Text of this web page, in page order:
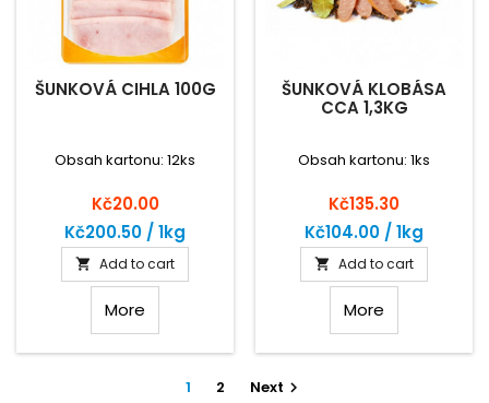
ŠUNKOVÁ CIHLA 100G
Obsah kartonu: 12ks
Price
Kč20.00
Kč200.50 / 1kg
 Add to cart
More
ŠUNKOVÁ KLOBÁSA
CCA 1,3KG
Obsah kartonu: 1ks
Price
Kč135.30
Kč104.00 / 1kg
 Add to cart
More
1 2 Next 